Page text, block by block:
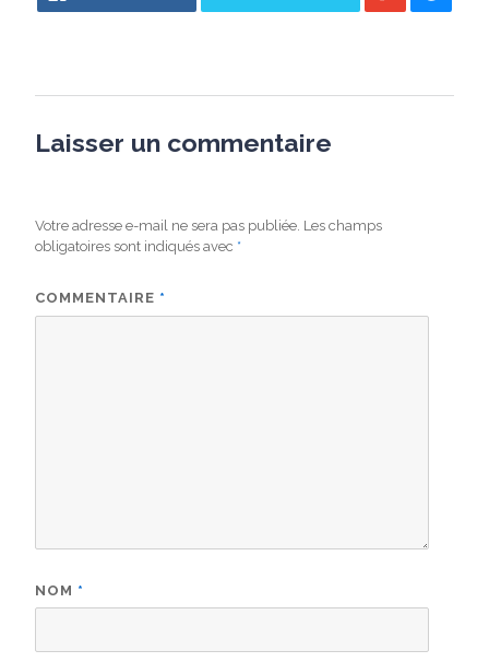
Laisser un commentaire
Votre adresse e-mail ne sera pas publiée. Les champs
obligatoires sont indiqués avec *
COMMENTAIRE *
NOM *